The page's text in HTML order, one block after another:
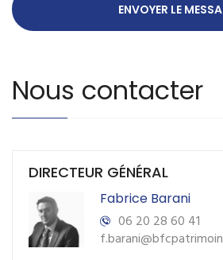
Nous contacter
DIRECTEUR GÉNÉRAL
Fabrice Barani
06 20 28 60 41